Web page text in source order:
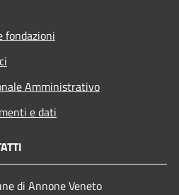
fondazioni
Amministrativo
e dati
di Annone Veneto